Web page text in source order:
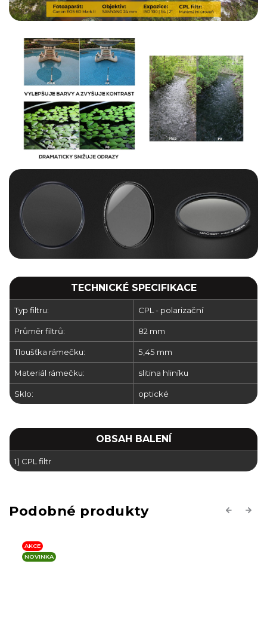
TECHNICKÉ SPECIFIKACE
Typ filtru: CPL - polarizační
Průměr filtrů: 82 mm
Tloušťka rámečku: 5,45 mm
Materiál rámečku: slitina hliníku
Sklo: optické
OBSAH BALENÍ
1) CPL filtr
Previous
Next